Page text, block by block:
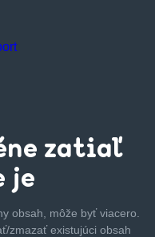
zatiaľ
je
obsah, môže byťviacero.
zmazaťexistujúci obsah